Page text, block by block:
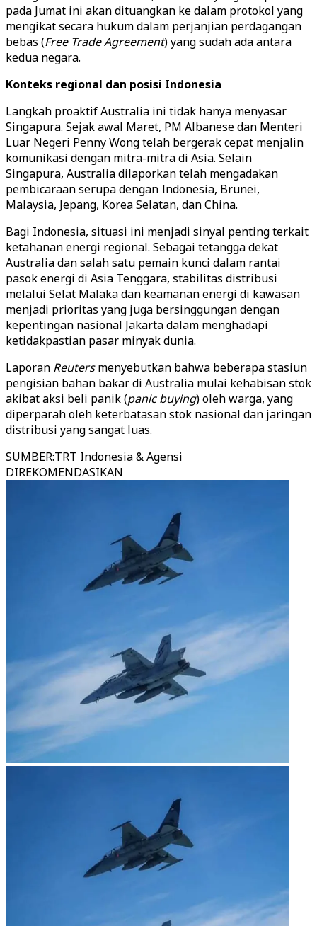
pada Jumat ini akan dituangkan ke dalam protokol yang
mengikat secara hukum dalam perjanjian perdagangan
bebas (Free Trade Agreement) yang sudah ada antara
kedua negara.
Konteks regional dan posisi Indonesia
Langkah proaktif Australia ini tidak hanya menyasar
Singapura. Sejak awal Maret, PM Albanese dan Menteri
Luar Negeri Penny Wong telah bergerak cepat menjalin
komunikasi dengan mitra-mitra di Asia. Selain
Singapura, Australia dilaporkan telah mengadakan
pembicaraan serupa dengan Indonesia, Brunei,
Malaysia, Jepang, Korea Selatan, dan China.
Bagi Indonesia, situasi ini menjadi sinyal penting terkait
ketahanan energi regional. Sebagai tetangga dekat
Australia dan salah satu pemain kunci dalam rantai
pasok energi di Asia Tenggara, stabilitas distribusi
melalui Selat Malaka dan keamanan energi di kawasan
menjadi prioritas yang juga bersinggungan dengan
kepentingan nasional Jakarta dalam menghadapi
ketidakpastian pasar minyak dunia.
Laporan Reutersmenyebutkan bahwa beberapa stasiun
pengisian bahan bakar di Australia mulai kehabisan stok
akibat aksi beli panik (panic buying) oleh warga, yang
diperparah oleh keterbatasan stok nasional dan jaringan
distribusi yang sangat luas.
SUMBER:TRT Indonesia & Agensi
DIREKOMENDASIKAN